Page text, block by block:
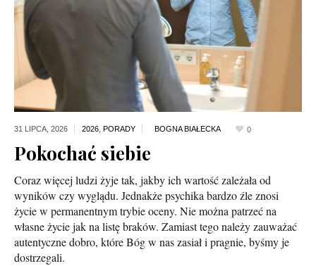
31 LIPCA, 2026 2026, PORADY 0
Pokochać siebie
Coraz więcej ludzi żyje tak, jakby ich wartość zależała od
wyników czy wyglądu. Jednakże psychika bardzo źle znosi
życie w permanentnym trybie oceny. Nie można patrzeć na
własne życie jak na listę braków. Zamiast tego należy zauważać
autentyczne dobro, które Bóg w nas zasiał i pragnie, byśmy je
dostrzegali.